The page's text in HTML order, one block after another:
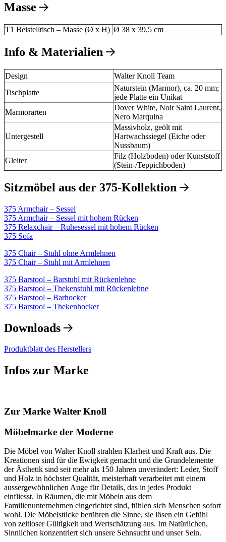
Masse
T1 Beistelltisch – Masse (Ø x H) Ø 38 x 39,5 cm
Info & Materialien
Design
Walter Knoll Team
Tischplatte
Naturstein (Marmor), ca. 20 mm;
jede Platte ein Unikat
Marmorarten
Dover White, Noir Saint Laurent,
Nero Marquina
Untergestell
Massivholz, geölt mit
Hartwachssiegel (Eiche oder
Nussbaum)
Gleiter
Filz (Holzboden) oder Kunststoff
(Stein-/Teppichboden)
Sitzmöbel aus der 375-Kollektion
375 Armchair – Sessel
375 Armchair – Sessel mit hohem Rücken
375 Relaxchair – Ruhesessel mit hohem Rücken
375 Sofa
375 Chair – Stuhl ohne Armlehnen
375 Chair – Stuhl mit Armlehnen
375 Barstool – Barstuhl mit Rückenlehne
375 Barstool – Thekenstuhl mit Rückenlehne
375 Barstool – Barhocker
375 Barstool – Thekenhocker
Downloads
Produktblatt des Herstellers
Infos zur Marke
Zur Marke Walter Knoll
Möbelmarke der Moderne
Die Möbel von Walter Knoll strahlen Klarheit und Kraft aus. Die
Kreationen sind für die Ewigkeit gemacht und die Grundelemente
der Ästhetik sind seit mehr als 150 Jahren unverändert: Leder, Stoff
und Holz in höchster Qualität, meisterhaft verarbeitet mit einem
aussergewöhnlichen Auge für Details, das in jedes Produkt
einfliesst. In Räumen, die mit Möbeln aus dem
Familienunternehmen eingerichtet sind, fühlen sich Menschen sofort
wohl. Die Möbelstücke berühren die Sinne, sie lösen ein Gefühl
von zeitloser Gültigkeit und Wertschätzung aus. Im Natürlichen,
Sinnlichen konzentriert sich unsere Sehnsucht und unser Sein.